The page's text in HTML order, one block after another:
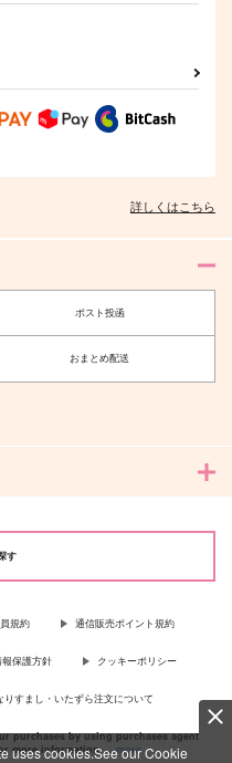
uses cookies.See our Cookie
詳しくはこちら
ポスト投函
おまとめ配送
す
規約 通信販売ポイント規約
保護方針 クッキーポリシー
りすまし・いたずら注文について
purchases by using purchases agent
more information …more